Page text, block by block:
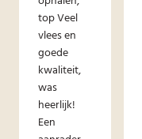
top Veel
vlees en
goede
kwaliteit,
was
heerlijk!
Een